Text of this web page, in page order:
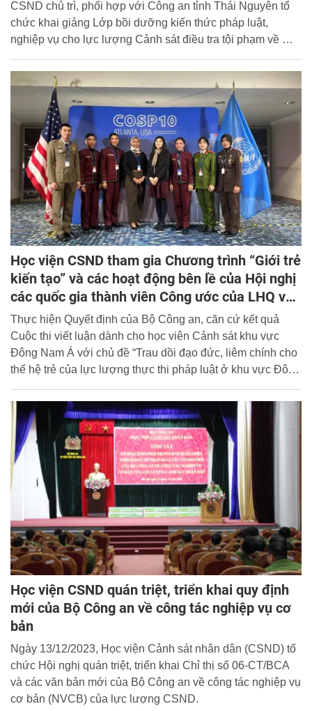
CSND chủ trì, phối hợp với Công an tỉnh Thái Nguyên tổ
chức khai giảng Lớp bồi dưỡng kiến thức pháp luật,
nghiệp vụ cho lực lượng Cảnh sát điều tra tội phạm về ma
Học viện CSND tham gia Chương trình “Giới trẻ
kiến tạo” và các hoạt động bên lề của Hội nghị
các quốc gia thành viên Công ước của LHQ về
chống tham nhũng
Thực hiện Quyết định của Bộ Công an, căn cứ kết quả
Cuộc thi viết luận dành cho học viên Cảnh sát khu vực
Đông Nam Á với chủ đề “Trau dồi đạo đức, liêm chính cho
thế hệ trẻ của lực lượng thực thi pháp luật ở khu vực Đông
Hợp Quốc (UNODC) phát động, Học viện CSND đã cử
học viên Lê Thị Cẩm Vân - lớp B2bD45 (đạt giải Nhất cuộc
thi) tham gia Sự kiện “Giới trẻ kiến tạo” và các hoạt động
bên lề của Hội nghị các quốc gia thành viên Công ước của
Liên Hợp Quốc về chống tham nhũng (COSP 10), tổ chức
tại Atlanta, Georgia, Hoa Kỳ từ ngày 10 - 13/12/2023.
Học viện CSND quán triệt, triển khai quy định
mới của Bộ Công an về công tác nghiệp vụ cơ
bản
Ngày 13/12/2023, Học viện Cảnh sát nhân dân (CSND) tổ
chức Hội nghị quán triệt, triển khai Chỉ thị số 06-CT/BCA
và các văn bản mới của Bộ Công an về công tác nghiệp vụ
cơ bản (NVCB) của lực lượng CSND.